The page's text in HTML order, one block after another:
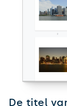
De titel